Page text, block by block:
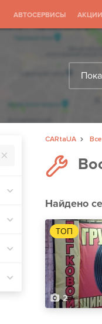
АВТОСЕРВИСЫ АКЦИИ
CARtaUA
Найдено
ТОП
2